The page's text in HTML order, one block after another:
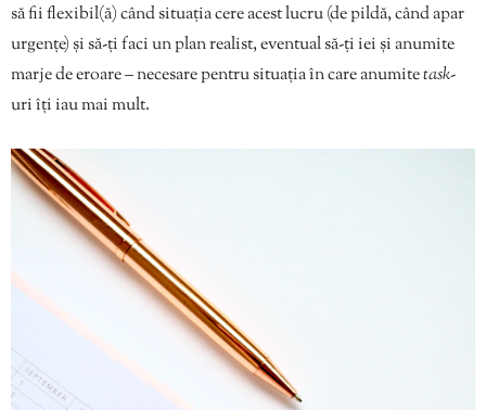
să fii flexibil(ă) când situația cere acest lucru (de pildă, când apar
urgențe) și să-ți faci un plan realist, eventual să-ți iei și anumite
marje de eroare – necesare pentru situația în care anumitetask-
uri îți iau mai mult.